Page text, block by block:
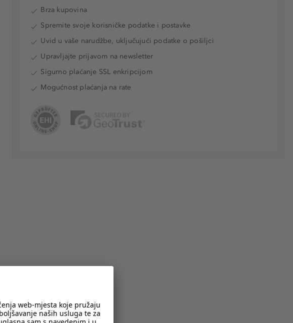
Brza kupovina
Spremite svoje korisničke podatke i postavke
Uvid u vaše narudžbe, uključujući podatke o pošiljci
Upravljajte prijavom na newsletter
Sigurno plaćanje SSL enkripcijom
Mogućnost plaćanja na rate